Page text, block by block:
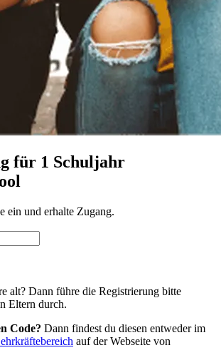
für 1 Schuljahr
ein und erhalte Zugang.
alt? Dann führe die Registrierung bitte
Eltern durch.
Code? Dann findest du diesen entweder im
auf der Webseite von